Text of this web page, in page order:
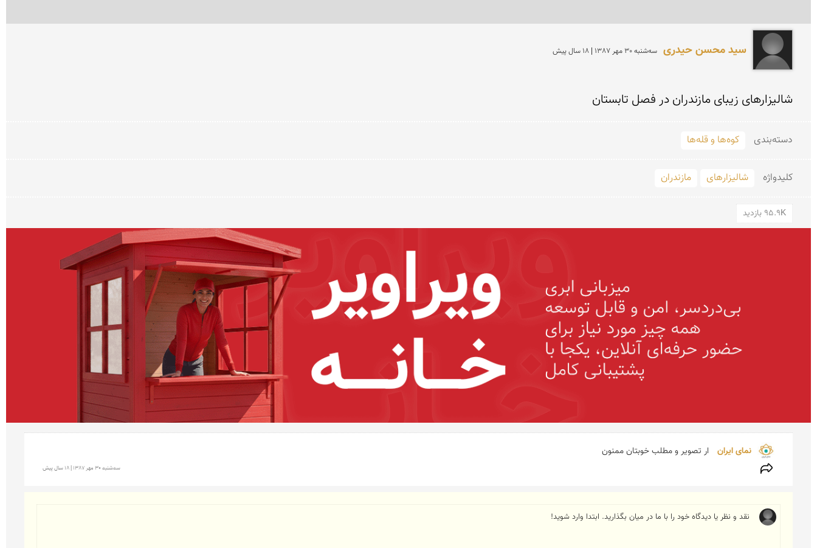
سید محسن حیدری سه‌شنبه 30 مهر 1387 | 18 سال پیش
شالیزارهای زیبای مازندران در فصل تابستان
دسته‌بندی کوه‌ها و قله‌ها
کلید‌واژه شالیزارهای مازندران
95.9K بازدید
نمای ایران ار تصویر و مطلب خوبتان ممنون
سه‌شنبه 30 مهر 1387 | 18 سال پیش